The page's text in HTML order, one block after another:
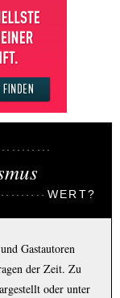
WERT?
Gastautoren
der Zeit. Zu
oder unter